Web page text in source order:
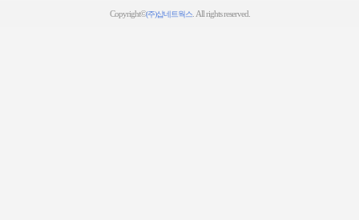
Copyright©(주)샵네트웍스. All rights reserved.